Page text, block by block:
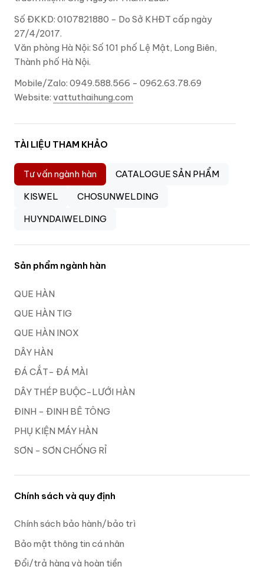
Số ĐKKD: 0107821880 - Do Sở KHĐT cấp ngày
27/4/2017.
Văn phòng Hà Nội: Số 101 phố Lệ Mật, Long Biên,
Thành phố Hà Nội.
Mobile/Zalo: 0949.588.566 - 0962.63.78.69
Website: vattuthaihung.com
TÀI LIỆU THAM KHẢO
Tư vấn ngành hàn
CATALOGUE SẢN PHẨM
KISWEL
CHOSUNWELDING
HUYNDAIWELDING
Sản phẩm ngành hàn
QUE HÀN
QUE HÀN TIG
QUE HÀN INOX
DÂY HÀN
ĐÁ CẮT- ĐÁ MÀI
DÂY THÉP BUỘC-LƯỚI HÀN
ĐINH - ĐINH BÊ TÔNG
PHỤ KIỆN MÁY HÀN
SƠN - SƠN CHỐNG RỈ
Chính sách và quy định
Chính sách bảo hành/bảo trì
Bảo mật thông tin cá nhân
Đổi/trả hàng và hoàn tiền